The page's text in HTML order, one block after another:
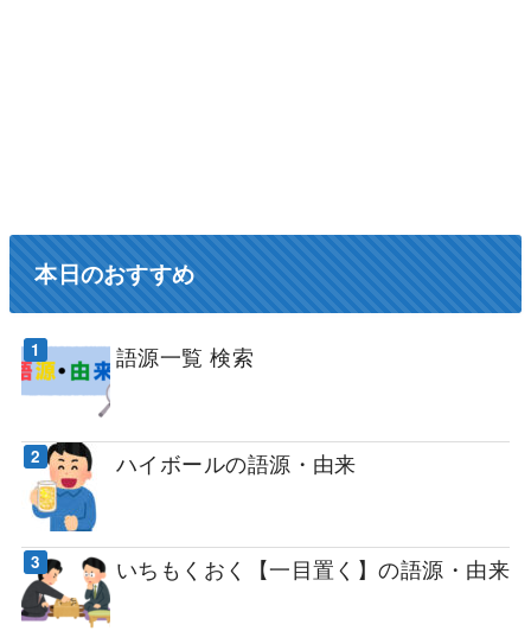
本日のおすすめ
語源一覧 検索
ハイボールの語源・由来
いちもくおく【一目置く】の語源・由来